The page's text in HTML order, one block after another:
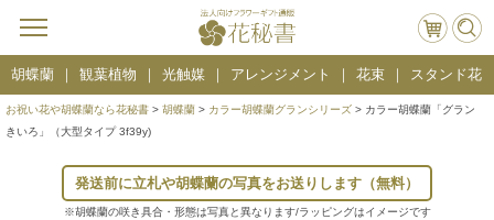
胡蝶蘭 観葉植物 光触媒 アレンジメント 花束 スタンド花
お祝い花や胡蝶蘭なら花秘書 > 胡蝶蘭 > カラー胡蝶蘭グランシリーズ > カラー胡蝶蘭「グラン
きいろ」（大型タイプ 3f39y)
発送前に立札や胡蝶蘭の写真をお送りします（無料）
※胡蝶蘭の咲き具合・形態は写真と異なります/ラッピングはイメージです